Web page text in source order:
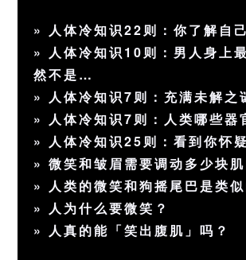
» 人体冷知识22则：你了解自
» 人体冷知识10则：男人身上
然不是…
» 人体冷知识7则：充满未解之
» 人体冷知识7则：人类哪些器
» 人体冷知识25则：看到你怀
»微笑和皱眉需要调动多少块肌
» 人类的微笑和狗摇尾巴是类
» 人为什么要微笑？
» 人真的能「笑出腹肌」吗？